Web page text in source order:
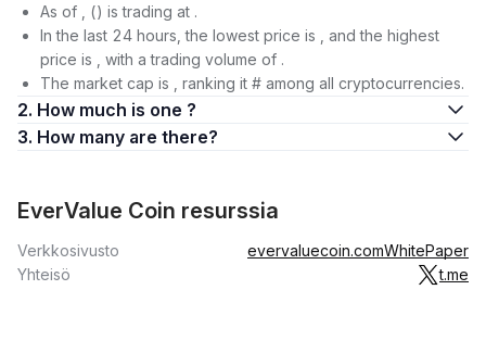
As of , () is trading at .
In the last 24 hours, the lowest price is , and the highest
price is , with a trading volume of .
The market cap is , ranking it # among all cryptocurrencies.
2. How much is one ?
3. How many are there?
EverValue Coin resurssia
Verkkosivusto evervaluecoin.comWhitePaper
Yhteisö
t.me